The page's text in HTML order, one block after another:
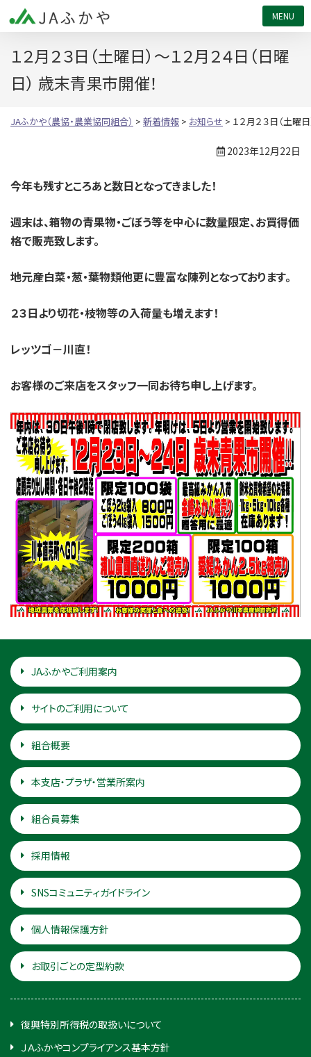
１２月２３日（土曜日）～１２月２４日（日曜
日） 歳末青果市開催！
JAふかや（農協・農業協同組合） > 新着情報 > お知らせ > １２月２３日（土曜
2023年12月22日
今年も残すところあと数日となってきました！
週末は、箱物の青果物・ごぼう等を中心に数量限定、お買得価
格で販売致します。
地元産白菜・葱・葉物類他更に豊富な陳列となっております。
２３日より切花・枝物等の入荷量も増えます！
レッツゴ－川直！
お客様のご来店をスタッフ一同お待ち申し上げます。
JAふかやご利用案内
サイトのご利用について
組合概要
本支店・プラザ・営業所案内
組合員募集
採用情報
SNSコミュニティガイドライン
個人情報保護方針
お取引ごとの定型約款
復興特別所得税の取扱いについて
ＪＡふかやコンプライアンス基本方針